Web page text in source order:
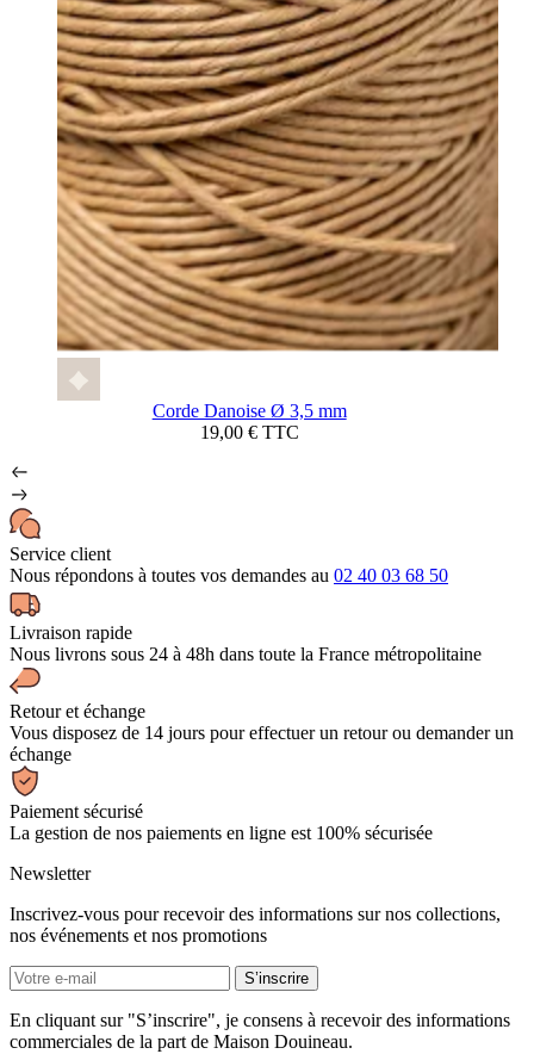
Corde Danoise Ø 3,5 mm
19,00 € TTC
Service client
Nous répondons à toutes vos demandes au 02 40 03 68 50
Livraison rapide
Nous livrons sous 24 à 48h dans toute la France métropolitaine
Retour et échange
Vous disposez de 14 jours pour effectuer un retour ou demander un
échange
Paiement sécurisé
La gestion de nos paiements en ligne est 100% sécurisée
Newsletter
Inscrivez-vous pour recevoir des informations sur nos collections,
nos événements et nos promotions
En cliquant sur "S’inscrire", je consens à recevoir des informations
commerciales de la part de Maison Douineau.